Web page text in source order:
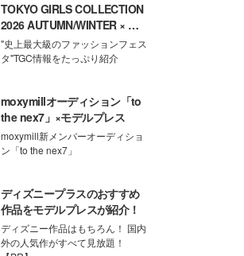
TOKYO GIRLS COLLECTION
2026 AUTUMN/WINTER × モ
デルプレス
"史上最大級のファッションフェス
タ"TGC情報をたっぷり紹介
moxymillオーディション「to
the nex7」×モデルプレス
moxymill新メンバーオーディショ
ン「to the nex7」
ディズニープラスのおすすめ
作品をモデルプレスが紹介！
ディズニー作品はもちろん！ 国内
外の人気作がすべて見放題！